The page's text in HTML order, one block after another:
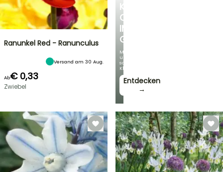
KÜHLE
OASE
IM
GARTEN
Mit
unseren
schönsten
Kletterpflanzen!
Entdecken
→
Ranunkel Red - Ranunculus
Versand am 30 Aug.
Ab€ 0,33
Zwiebel